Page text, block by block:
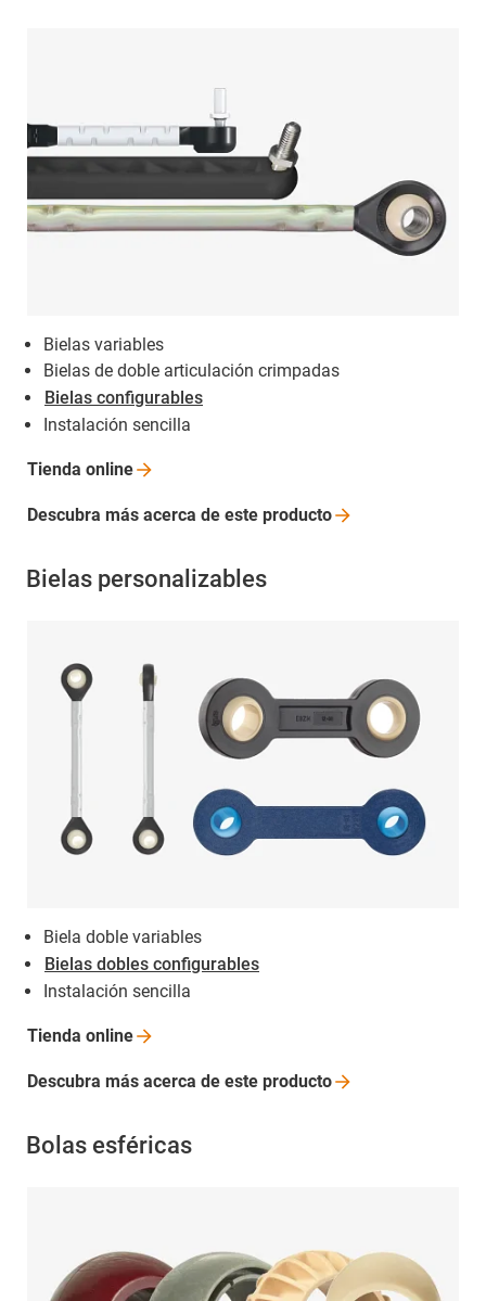
Bielas variables
Bielas de doble articulación crimpadas
Bielas configurables
Instalación sencilla
Tienda online
Descubra más acerca de este producto
Bielas personalizables
Biela doble variables
Bielas dobles configurables
Instalación sencilla
Tienda online
Descubra más acerca de este producto
Bolas esféricas